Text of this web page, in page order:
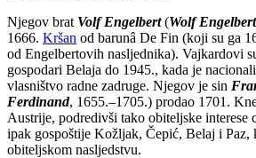
Njegov brat Volf Engelbert(Wolf Engelbert
1666. Kršan od barunâ De Fin (koji su ga
od Engelbertovih nasljednika). Vajkardovi
gospodari Belaja do 1945., kada je
vlasništvo radne zadruge. Njegov je sin
Ferdinand, 1655.–1705.) prodao 1701.
Austrije, podredivši tako obiteljske interese
ipak gospoštije Kožljak, Čepić, Belaj i Paz,
obiteljskom nasljedstvu.